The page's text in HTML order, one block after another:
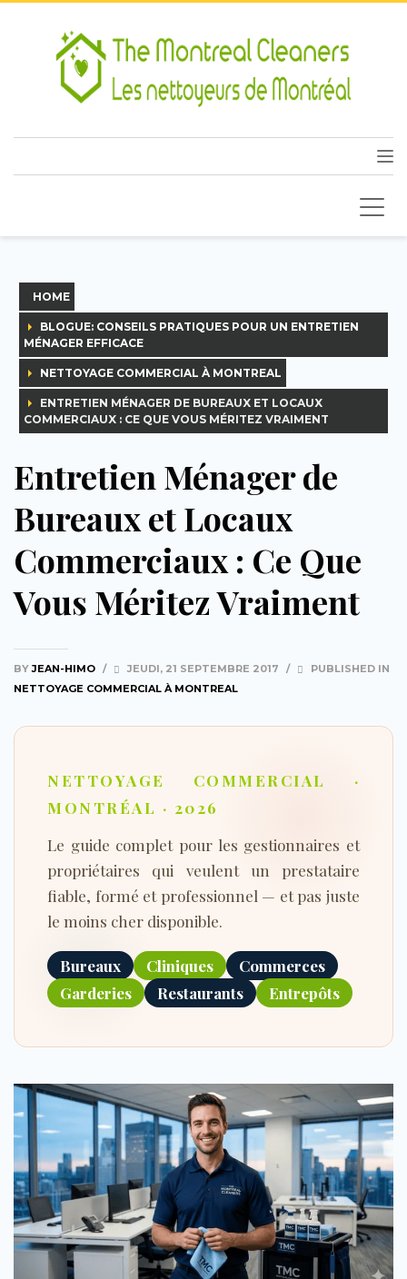
HOME
BLOGUE: CONSEILS PRATIQUES POUR UN ENTRETIEN
MÉNAGER EFFICACE
NETTOYAGE COMMERCIAL À MONTREAL
ENTRETIEN MÉNAGER DE BUREAUX ET LOCAUX
COMMERCIAUX : CE QUE VOUS MÉRITEZ VRAIMENT
Entretien Ménager de
Bureaux et Locaux
Commerciaux : Ce Que
Vous Méritez Vraiment
BYJEAN-HIMO / JEUDI, 21 SEPTEMBRE 2017 /
PUBLISHED IN
NETTOYAGE COMMERCIAL À MONTREAL
NETTOYAGE COMMERCIAL ·
MONTRÉAL · 2026
Le guide complet pour les gestionnaires et
propriétaires qui veulent un prestataire
fiable, formé et professionnel — et pas juste
le moins cher disponible.
Bureaux Cliniques
Commerces
Garderies
Restaurants Entrepôts